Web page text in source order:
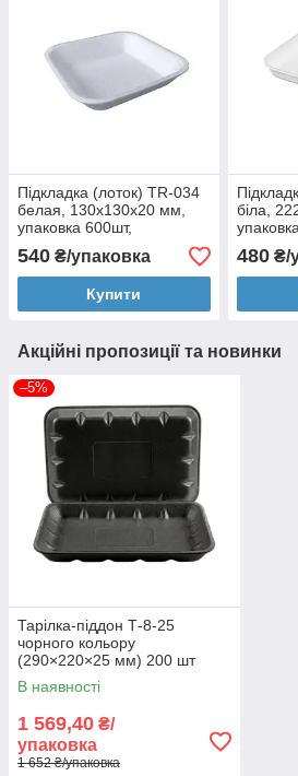
Підкладка (лоток) TR-034
белая, 130х130х20 мм,
упаковка 600шт,
011100005
540 ₴/упаковка
Купити
біла,
480₴/
Акційні пропозиції та новинки
–5%
Тарілка-піддон Т-8-25
чорного кольору
(290×220×25 мм) 200 шт
В наявності
1 569,40 ₴/
упаковка
1 652 ₴/упаковка